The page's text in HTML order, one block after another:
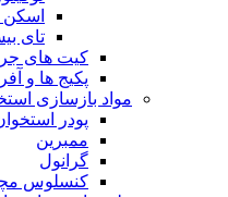
اسکن
تای
کیت های
پکیج ها و
مواد بازسازی
پودر
ممبرین
گرانول
کنسلوس